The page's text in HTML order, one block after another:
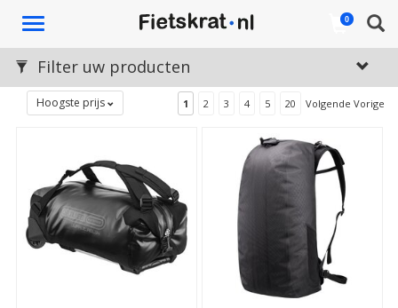
Toggle
0
Filter uw producten
Hoogste prijs 1 2 3 4 5 20 Volgende Vorige